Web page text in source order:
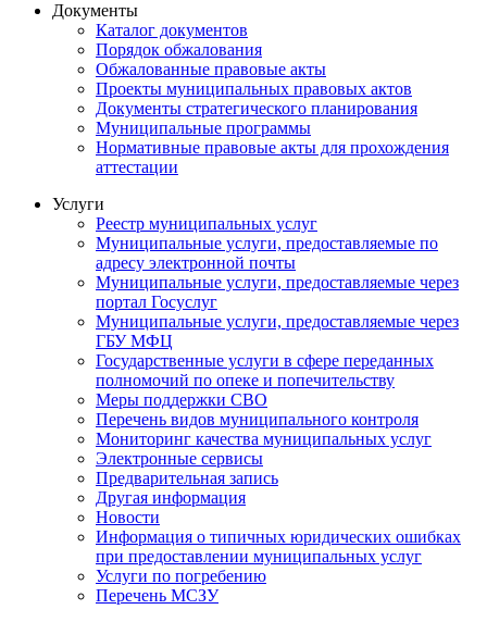
Документы
Каталог документов
Порядок обжалования
Обжалованные правовые акты
Проекты муниципальных правовых актов
Документы стратегического планирования
Муниципальные программы
Нормативные правовые акты для прохождения
аттестации
Услуги
Реестр муниципальных услуг
Муниципальные услуги, предоставляемые по
адресу электронной почты
Муниципальные услуги, предоставляемые через
портал Госуслуг
Муниципальные услуги, предоставляемые через
ГБУ МФЦ
Государственные услуги в сфере переданных
полномочий по опеке и попечительству
Меры поддержки СВО
Перечень видов муниципального контроля
Мониторинг качества муниципальных услуг
Электронные сервисы
Предварительная запись
Другая информация
Новости
Информация о типичных юридических ошибках
при предоставлении муниципальных услуг
Услуги по погребению
Перечень МСЗУ